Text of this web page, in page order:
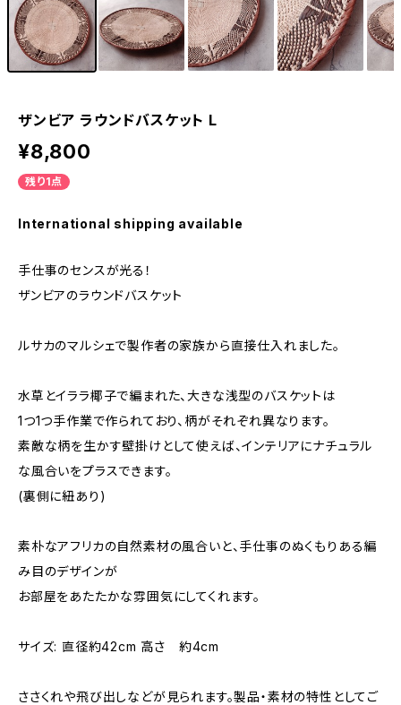
ザンビア ラウンドバスケット L
¥8,800
残り1点
International shipping available
手仕事のセンスが光る！
ザンビアのラウンドバスケット
ルサカのマルシェで製作者の家族から直接仕入れました。
水草とイララ椰子で編まれた、大きな浅型のバスケットは
1つ1つ手作業で作られており、柄がそれぞれ異なります。
素敵な柄を生かす壁掛けとして使えば、インテリアにナチュラル
な風合いをプラスできます。
(裏側に紐あり)
素朴なアフリカの自然素材の風合いと、手仕事のぬくもりある編
み目のデザインが
お部屋をあたたかな雰囲気にしてくれます。
サイズ: 直径約42cm 高さ 約4cm
ささくれや飛び出しなどが見られます。製品・素材の特性としてご